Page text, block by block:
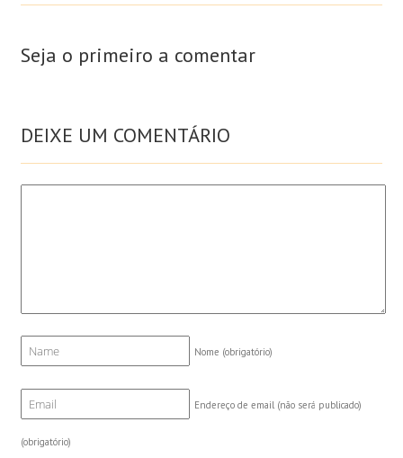
Seja o primeiro a comentar
DEIXE UM COMENTÁRIO
Nome (obrigatório)
Endereço de email (não será publicado)
(obrigatório)